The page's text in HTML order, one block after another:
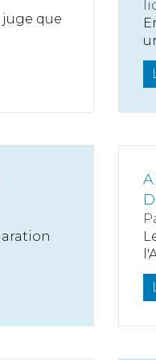
juge que